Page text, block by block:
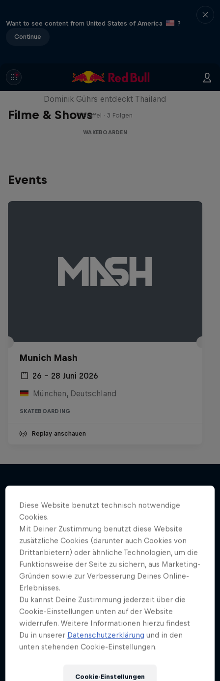
Want to see content from United States of America
?
Continue
Filme & Shows
Searching Bangkok
Dominik Gührs entdeckt Thailand
1 Staffel · 3 Folgen
WAKEBOARDEN
Events
Munich Mash
26 – 28 Juni 2026
München, Deutschland
SKATEBOARDING
Replay anschauen
Mehr davon
Diese Website benutzt technisch notwendige
Cookies.
Mit Deiner Zustimmung benutzt diese Website
zusätzliche Cookies (darunter auch Cookies von
Drittanbietern) oder ähnliche Technologien, um die
Funktionsweise der Seite zu sichern, aus Marketing-
Gründen sowie zur Verbesserung Deines Online-
Erlebnisses.
Du kannst Deine Zustimmung jederzeit über die
Cookie-Einstellungen unten auf der Website
widerrufen. Weitere Informationen hierzu findest
Du in unserer Datenschutzerklärung und in den
unten stehenden Cookie-Einstellungen.
Cookie-Einstellungen